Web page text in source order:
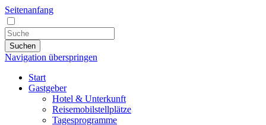
Seitenanfang
Suchen
Navigation überspringen
Start
Gastgeber
Hotel & Unterkunft
Reisemobilstellplätze
Tagesprogramme